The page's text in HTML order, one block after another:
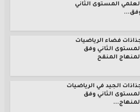
المستوى الثاني
فضاء الرياضيات
الثاني وفق
المنقح
الجيد في الرياضيات
الثاني وفق